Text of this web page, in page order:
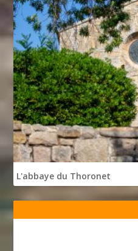
L'abbaye du Thoronet